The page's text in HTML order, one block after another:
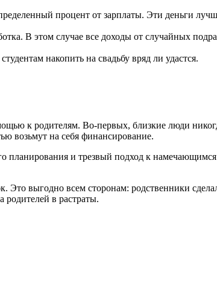
процент от зарплаты. Эти деньги
В этом случае все доходы от случайных
накопить на свадьбу вряд ли удастся.
к родителям. Во-первых, близкие люди
возьмут на себя финансирование.
и трезвый подход к
выгодно всем сторонам: родственники
родителей в растраты.